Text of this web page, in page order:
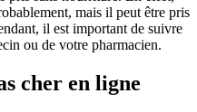
mais il peut être pris
il est important de suivre
ou de votre pharmacien.
cher en ligne